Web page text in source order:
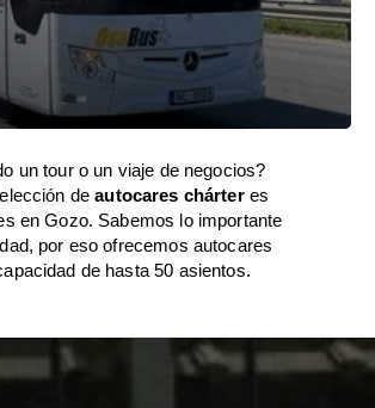
un tour o un viaje de negocios?
deautocares chárteres
en Gozo. Sabemos lo importante
por eso ofrecemos autocares
de hasta 50 asientos.